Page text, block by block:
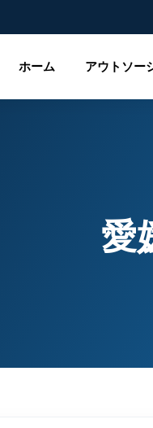
ホーム アウトソー
愛